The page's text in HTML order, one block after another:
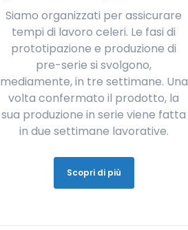
Siamo organizzati per assicurare
tempi di lavoro celeri. Le fasi di
prototipazione e produzione di
pre-serie si svolgono,
mediamente, in tre settimane. Una
volta confermato il prodotto, la
sua produzione in serie viene fatta
in due settimane lavorative.
Scopri di più